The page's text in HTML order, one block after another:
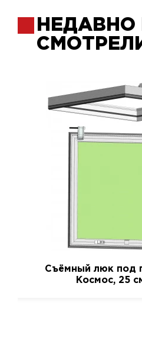
НЕДАВНО
Съёмный люк под
Космос, 25